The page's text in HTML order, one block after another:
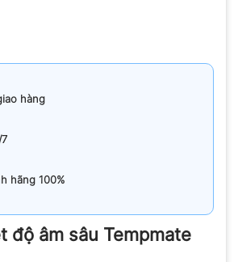
hàng
hãng 100%
độ âm sâu Tempmate